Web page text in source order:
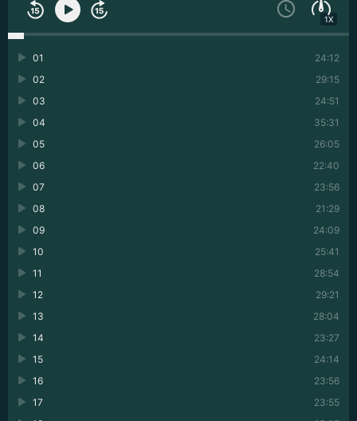
1X
24:12
01
29:15
02
24:51
03
35:31
04
26:05
05
22:40
06
23:56
07
21:29
08
24:09
09
25:41
10
28:54
11
29:21
12
28:04
13
23:27
14
24:14
15
23:56
16
23:55
17